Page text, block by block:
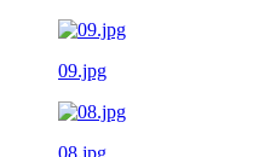
09.jpg
08.jpg